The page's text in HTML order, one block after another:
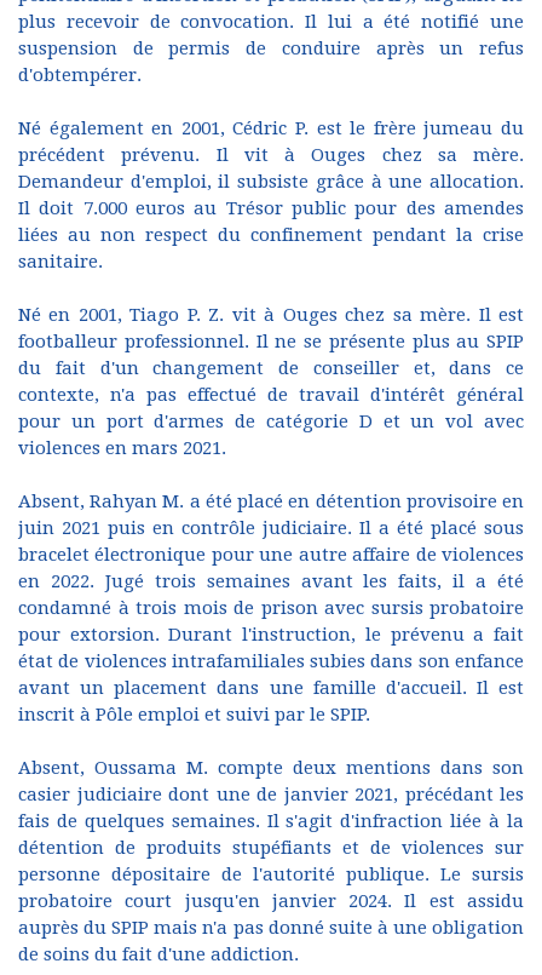
plus recevoir de convocation. Il lui a été notifié une
suspension de permis de conduire après un refus
d'obtempérer.
Né également en 2001, Cédric P. est le frère jumeau du
précédent prévenu. Il vit à Ouges chez sa mère.
Demandeur d'emploi, il subsiste grâce à une allocation.
Il doit 7.000 euros au Trésor public pour des amendes
liées au non respect du confinement pendant la crise
sanitaire.
Né en 2001, Tiago P. Z. vit à Ouges chez sa mère. Il est
footballeur professionnel. Il ne se présente plus au SPIP
du fait d'un changement de conseiller et, dans ce
contexte, n'a pas effectué de travail d'intérêt général
pour un port d'armes de catégorie D et un vol avec
violences en mars 2021.
Absent, Rahyan M. a été placé en détention provisoire en
juin 2021 puis en contrôle judiciaire. Il a été placé sous
bracelet électronique pour une autre affaire de violences
en 2022. Jugé trois semaines avant les faits, il a été
condamné à trois mois de prison avec sursis probatoire
pour extorsion. Durant l'instruction, le prévenu a fait
état de violences intrafamiliales subies dans son enfance
avant un placement dans une famille d'accueil. Il est
inscrit à Pôle emploi et suivi par le SPIP.
Absent, Oussama M. compte deux mentions dans son
casier judiciaire dont une de janvier 2021, précédant les
fais de quelques semaines. Il s'agit d'infraction liée à la
détention de produits stupéfiants et de violences sur
personne dépositaire de l'autorité publique. Le sursis
probatoire court jusqu'en janvier 2024. Il est assidu
auprès du SPIP mais n'a pas donné suite à une obligation
de soins du fait d'une addiction.